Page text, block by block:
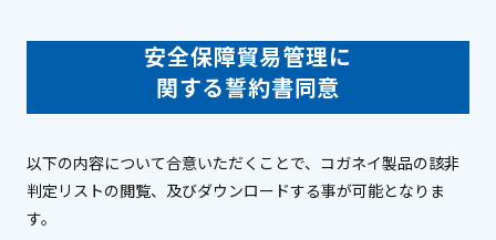
安全保障貿易管理に
関する誓約書同意
以下の内容について合意いただくことで、コガネイ製品の該非
判定リストの閲覧、及びダウンロードする事が可能となりま
す。